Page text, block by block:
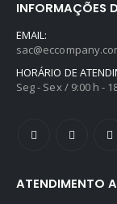
INFORMAÇÕES
EMAIL:
HORÁRIO DE
Seg - Sex / 9:00 h -
ATENDIMENTO